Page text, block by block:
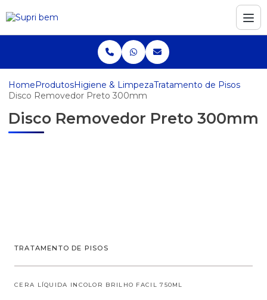
HomeProdutosHigiene & LimpezaTratamento de Pisos
Disco Removedor Preto 300mm
Disco Removedor Preto 300mm
TRATAMENTO DE PISOS
CERA LÍQUIDA INCOLOR BRILHO FACIL 750ML